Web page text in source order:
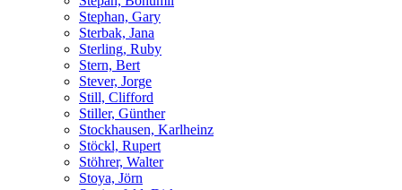
Stephan, Gary
Sterbak, Jana
Sterling, Ruby
Stern, Bert
Stever, Jorge
Still, Clifford
Stiller, Günther
Stockhausen, Karlheinz
Stöckl, Rupert
Stöhrer, Walter
Stoya, Jörn